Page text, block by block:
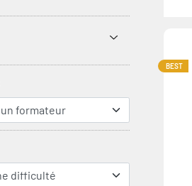
BEST